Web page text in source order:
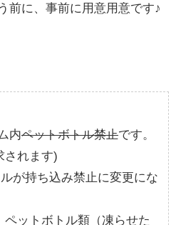
前に、事前に用意用意です♪
内ペットボトル禁止です。
されます)
が持ち込み禁止に変更にな
ットボトル類（凍らせた